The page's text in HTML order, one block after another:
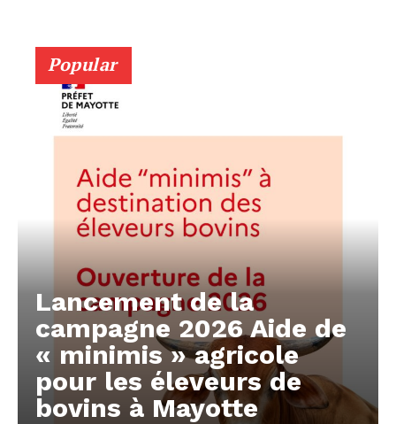
Popular
Lancement de la
campagne 2026 Aide de
« minimis » agricole
pour les éleveurs de
bovins à Mayotte